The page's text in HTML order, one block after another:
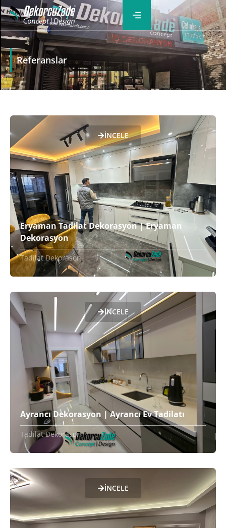
Referanslar
İNCELE
Eryaman Tadilat Dekorasyon | Eryaman
Dekorasyon
Tadilat Dekorason
İNCELE
Ayrancı Dekorasyon | Ayrancı Ev Tadilatı
Tadilat Dekorason
İNCELE